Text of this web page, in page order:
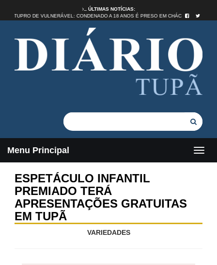
ÚLTIMAS NOTÍCIAS:
ESTUPRO DE VULNERÁVEL: CONDENADO A 18 ANOS É PRESO EM CHÁCARA DE
Menu Principal
ESPETÁCULO INFANTIL
PREMIADO TERÁ
APRESENTAÇÕES GRATUITAS
EM TUPÃ
VARIEDADES